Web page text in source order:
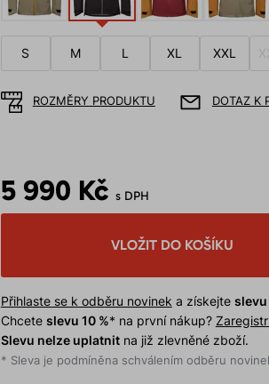
S M L XL XXL
ROZMĚRY PRODUKTU DOTAZ K
5 990 Kč s DPH
VLOŽIT DO KOŠÍKU
Přihlaste se k odběru novinek a získejte slevu
Chcete slevu 10 %* na první nákup?
Slevu nelze uplatnitna již zlevněné zboží.
* Sleva je podmíněna schválením odběru